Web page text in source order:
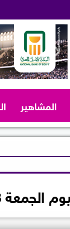
المشاهير
3 يوليو 2026